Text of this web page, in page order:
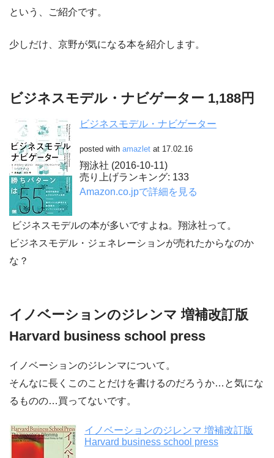
という、ご紹介です。
少しだけ、京野が気になる本を紹介します。
ビジネスモデル・ナビゲーター 1,188円
ビジネスモデル・ナビゲーター
posted with amazlet at 17.02.16
翔泳社 (2016-10-11)
売り上げランキング: 133
Amazon.co.jpで詳細を見る
ビジネスモデルの本が多いですよね。翔泳社って。
ビジネスモデル・ジェネレーションが売れたからなのか
な？
イノベーションのジレンマ 増補改訂版
Harvard business school press
イノベーションのジレンマについて。
そんなに長くこのことだけを書けるのだろうか…と気にな
るものの…買ってないです。
イノベーションのジレンマ 増補改訂版
Harvard business school press